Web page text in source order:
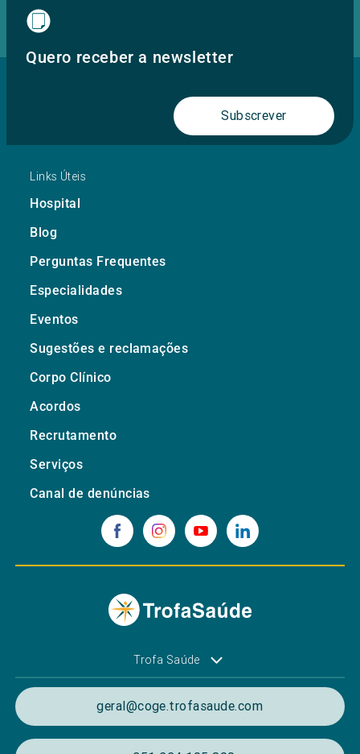
Quero receber a newsletter
Subscrever
Links Úteis
Hospital
Blog
Perguntas Frequentes
Especialidades
Eventos
Sugestões e reclamações
Corpo Clínico
Acordos
Recrutamento
Serviços
Canal de denúncias
Trofa Saúde
geral@coge.trofasaude.com